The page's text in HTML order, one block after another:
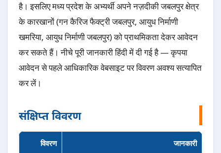
है। इसलिए मध्य प्रदेश के अभ्यर्थी अपने नज़दीकी जबलपुर क्षेत्र
के कारखानों (गन कैरिज फैक्ट्री जबलपुर, आयुध निर्माणी
खमरिया, आयुध निर्माणी जबलपुर) को प्राथमिकता देकर आवेदन
कर सकते हैं। नीचे पूरी जानकारी हिंदी में दी गई है — कृपया
आवेदन से पहले आधिकारिक वेबसाइट पर विवरण अवश्य सत्यापित
कर लें।
संक्षिप्त विवरण
विवरण जानकारी